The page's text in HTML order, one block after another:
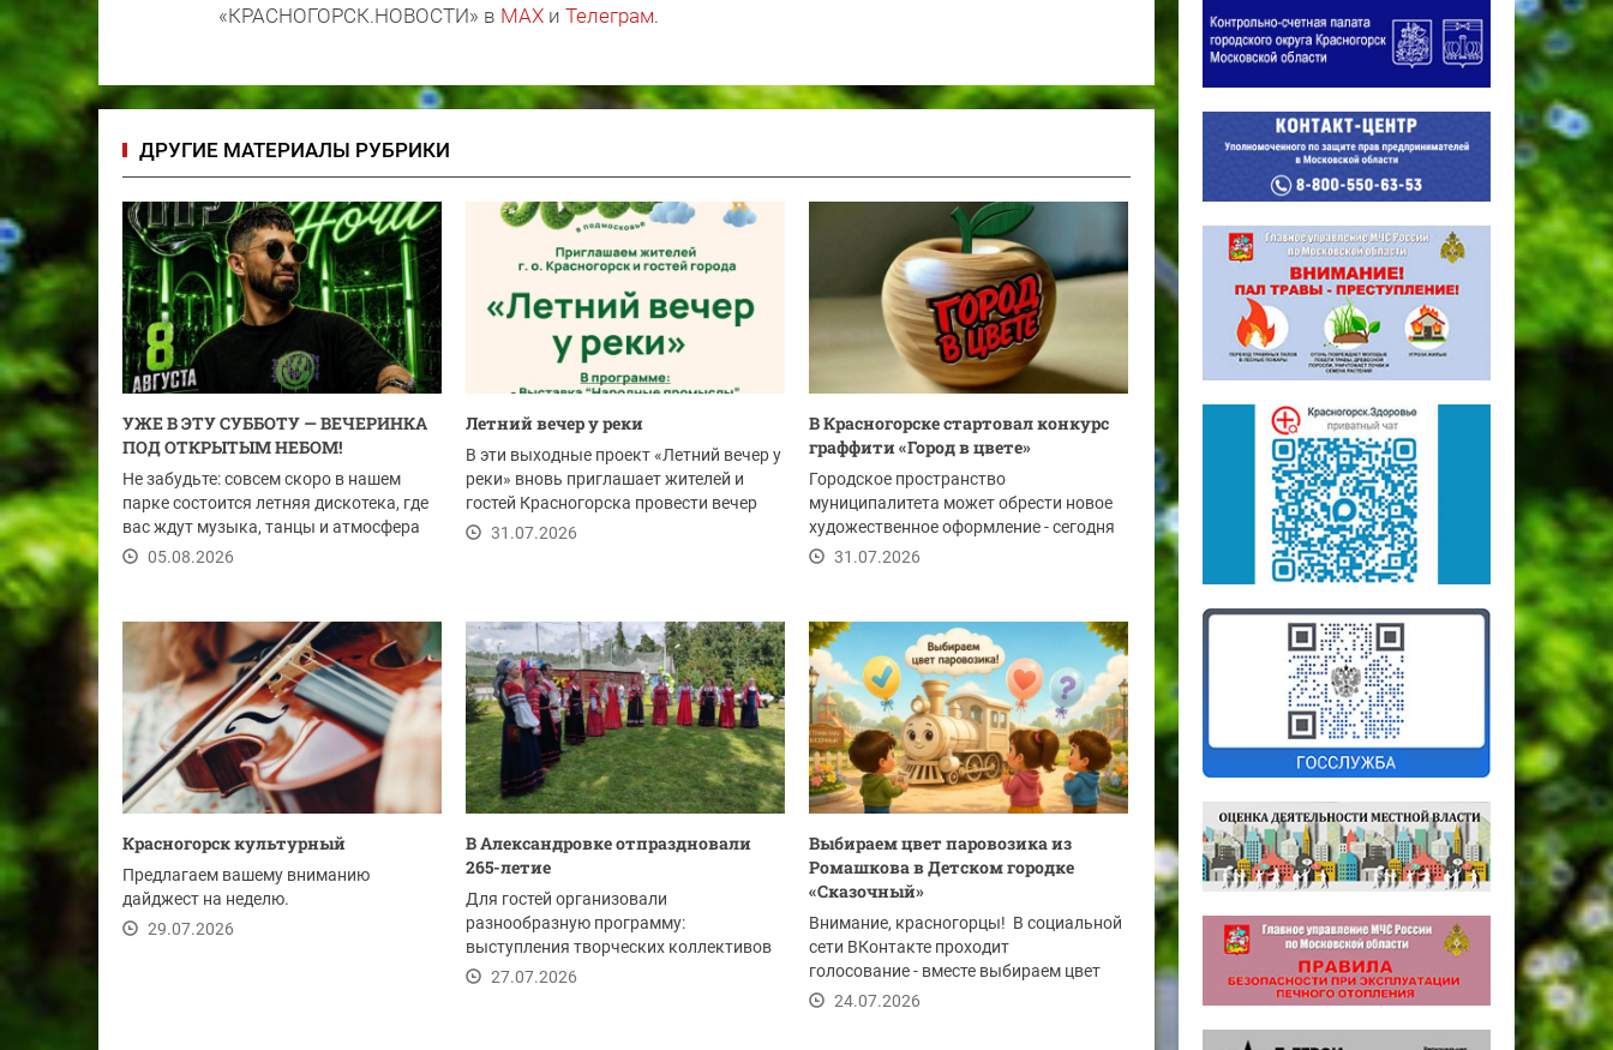
«КРАСНОГОРСК.НОВОСТИ» в MAX и Телеграм.
ДРУГИЕ МАТЕРИАЛЫ РУБРИКИ
УЖЕ В ЭТУ СУББОТУ — ВЕЧЕРИНКА
ПОД ОТКРЫТЫМ НЕБОМ!
Не забудьте: совсем скоро в нашем
парке состоится летняя дискотека, где
вас ждут музыка, танцы и атмосфера
настоящего...
05.08.2026
Летний вечер у реки
В эти выходные проект «Летний вечер у
реки» вновь приглашает жителей и
гостей Красногорска провести вечер
на...31.07.2026
В Красногорске стартовал конкурс
граффити «Город в цвете»
Городское пространство
муниципалитета может обрести новое
художественное оформление - сегодня
стартовал прием заявок...
31.07.2026
Красногорск культурный
Предлагаем вашему вниманию
дайджест на неделю.
29.07.2026
В Александровке отпраздновали
265-летие
Для гостей организовали
разнообразную программу:
выступления творческих коллективов
муниципалитета, мастер-классы,...
27.07.2026
Выбираем цвет паровозика из
Ромашкова в Детском городке
«Сказочный»
Внимание, красногорцы! В социальной
сети ВКонтакте проходит
голосование - вместе выбираем цвет
паровозика из...
24.07.2026